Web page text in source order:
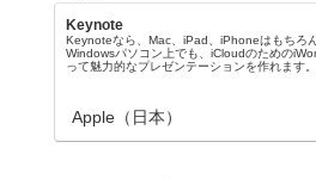
Keynote
Keynoteなら、Mac、iPad、iPhoneはもちろん
Windowsパソコン上でも、iCloudのための
って魅力的なプレゼンテーションを作れます。
Apple（日本）